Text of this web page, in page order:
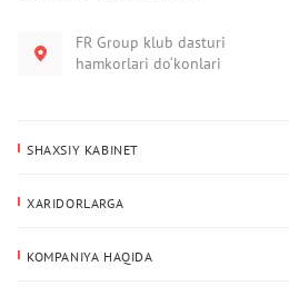
FR Group klub dasturi
hamkorlari do‘konlari
SHAXSIY KABINET
Yetkazib berish manzili
XARIDORLARGA
KOMPANIYA HAQIDA